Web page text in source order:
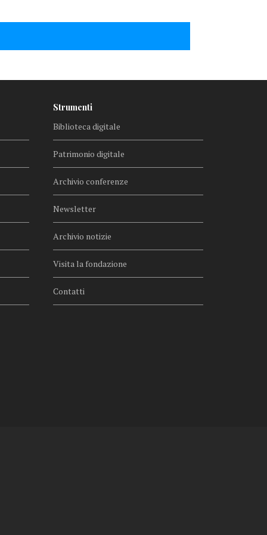
Strumenti
Biblioteca digitale
Patrimonio digitale
Archivio conferenze
Newsletter
Archivio notizie
Visita la fondazione
Contatti